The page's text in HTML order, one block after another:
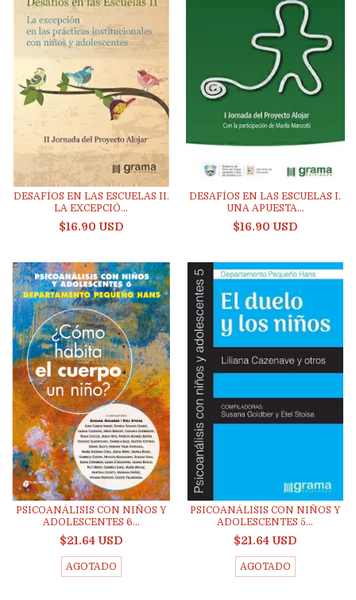
DESAFÍOS EN LAS ESCUELAS II.
LA EXCEPCIÓ...
$16.90 USD
DESAFÍOS EN LAS ESCUELAS I.
UNA APUESTA...
$16.90 USD
PSICOANÁLISIS CON NIÑOS Y
ADOLESCENTES 6...
$21.64 USD
AGOTADO
PSICOANÁLISIS CON NIÑOS Y
ADOLESCENTES 5...
$21.64 USD
AGOTADO